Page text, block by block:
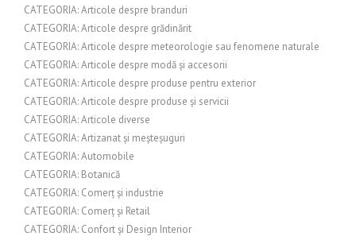
CATEGORIA: Articole despre branduri
CATEGORIA: Articole despre grădinărit
CATEGORIA: Articole despre meteorologie sau fenomene naturale
CATEGORIA: Articole despre modă și accesorii
CATEGORIA: Articole despre produse pentru exterior
CATEGORIA: Articole despre produse și servicii
CATEGORIA: Articole diverse
CATEGORIA: Artizanat și meșteșuguri
CATEGORIA: Automobile
CATEGORIA: Botanică
CATEGORIA: Comerț și industrie
CATEGORIA: Comerț și Retail
CATEGORIA: Confort și Design Interior